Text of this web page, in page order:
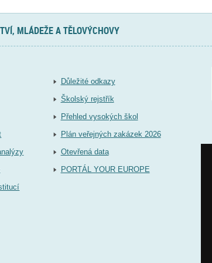
MLÁDEŽE A TĚLOVÝCHOVY
Důležité odkazy
Školský rejstřík
Přehled vysokých škol
Plán veřejných zakázek 2026
Otevřená data
PORTÁL YOUR EUROPE